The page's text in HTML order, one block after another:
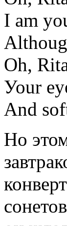
I am
Oh,
Уоur
And
Но